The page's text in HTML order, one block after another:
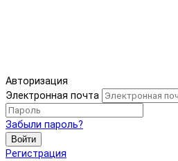
Авторизация
Электронная почта
Забыли пароль?
Войти
Регистрация